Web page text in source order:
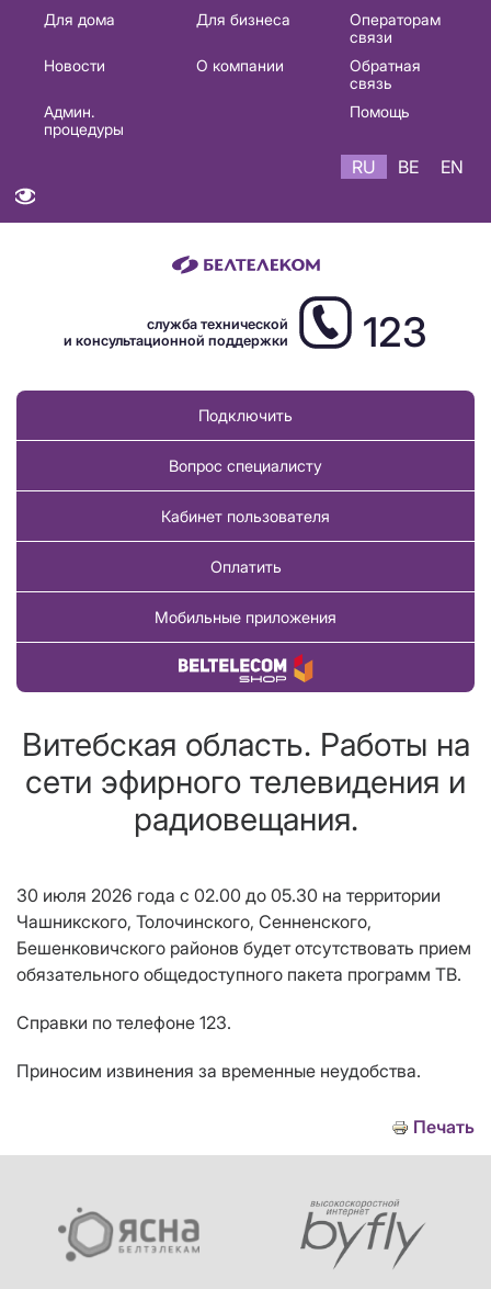
Основная
навигация
Для дома Для бизнеса
Операторам
связи
Новости
О компании
Обратная
связь
Админ.
процедуры
Помощь
RU BE EN
служба технической
и консультационной поддержки
123
Подключить
Вопрос специалисту
Кабинет пользователя
Оплатить
Мобильные приложения
Купить товар
Витебская область. Работы на
сети эфирного телевидения и
радиовещания.
30 июля 2026 года с 02.00 до 05.30 на территории
Чашникского, Толочинского, Сенненского,
Бешенковичского районов будет отсутствовать прием
обязательного общедоступного пакета программ ТВ.
Справки по телефоне 123.
Приносим извинения за временные неудобства.
Печать